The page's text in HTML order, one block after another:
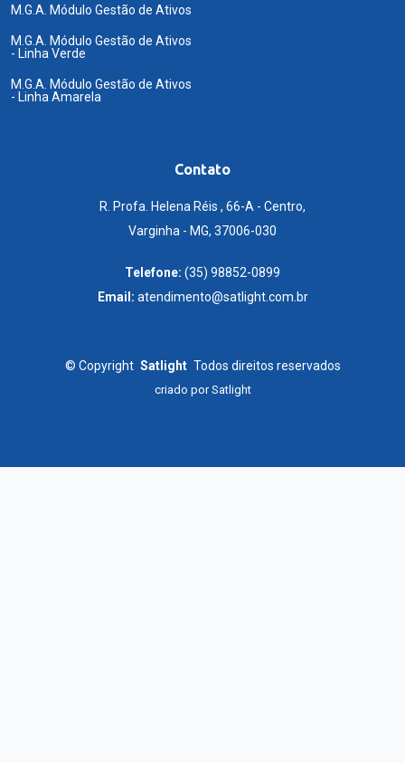
M.G.A. Módulo Gestão de Ativos
M.G.A. Módulo Gestão de Ativos
- Linha Verde
M.G.A. Módulo Gestão de Ativos
- Linha Amarela
Contato
R. Profa. Helena Réis , 66-A - Centro,
Varginha - MG, 37006-030
Telefone: (35) 98852-0899
Email: atendimento@satlight.com.br
© Copyright Satlight Todos direitos reservados
criado porSatlight